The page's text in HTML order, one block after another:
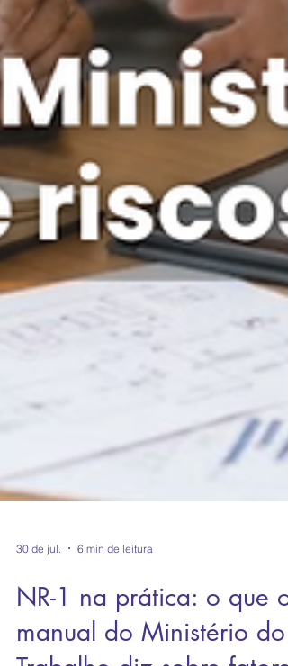
30 de jul. 6 min de leitura
NR-1 na prática: o que o